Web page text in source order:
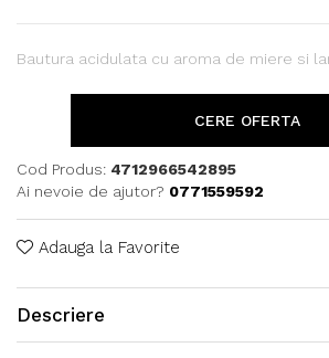
Bautura acidulata cu aroma de miere si
CERE OFERTA
Cod Produs: 4712966542895
Ai nevoie de ajutor? 0771559592
Adauga la Favorite
Descriere